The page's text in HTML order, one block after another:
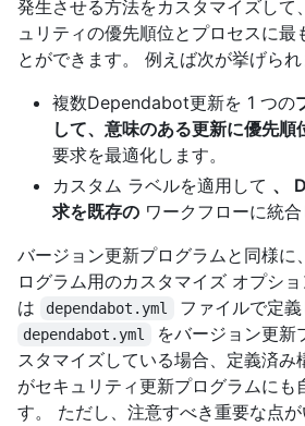
発生させる方法をカスタマイズして
ュリティの優先順位とプロセスに最
とができます。 例えば次が挙げられ
複数Dependabot更新を 1 つの
して、意味のある更新に優先順
要求を最適化します。
カスタム ラベルを適用して 、
求を既存の ワークフローに統合
バージョン更新プログラムと同様に
ログラム用のカスタマイズ オプショ
は
dependabot.yml ファイルで定義
dependabot.yml
をバージョン更新
スタマイズしている場合、定義済み
がセキュリティ更新プログラムにも
す。 ただし、注意すべき重要な点が